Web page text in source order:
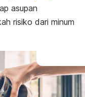
asupan
risiko dari minum